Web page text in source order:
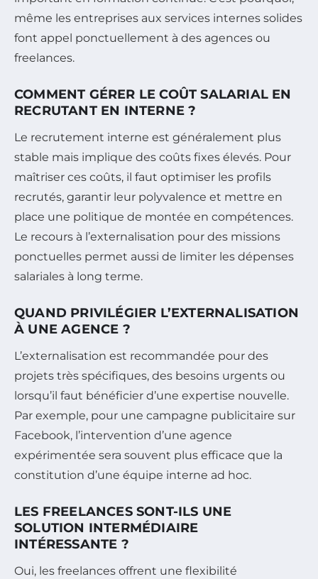
même les entreprises aux services internes solides
font appel ponctuellement à des agences ou
freelances.
COMMENT GÉRER LE COÛT SALARIAL EN
RECRUTANT EN INTERNE ?
Le recrutement interne est généralement plus
stable mais implique des coûts fixes élevés. Pour
maîtriser ces coûts, il faut optimiser les profils
recrutés, garantir leur polyvalence et mettre en
place une politique de montée en compétences.
Le recours à l’externalisation pour des missions
ponctuelles permet aussi de limiter les dépenses
salariales à long terme.
QUAND PRIVILÉGIER L’EXTERNALISATION
À UNE AGENCE ?
L’externalisation est recommandée pour des
projets très spécifiques, des besoins urgents ou
lorsqu’il faut bénéficier d’une expertise nouvelle.
Par exemple, pour une campagne publicitaire sur
Facebook, l’intervention d’une agence
expérimentée sera souvent plus efficace que la
constitution d’une équipe interne ad hoc.
LES FREELANCES SONT-ILS UNE
SOLUTION INTERMÉDIAIRE
INTÉRESSANTE ?
Oui, les freelances offrent une flexibilité